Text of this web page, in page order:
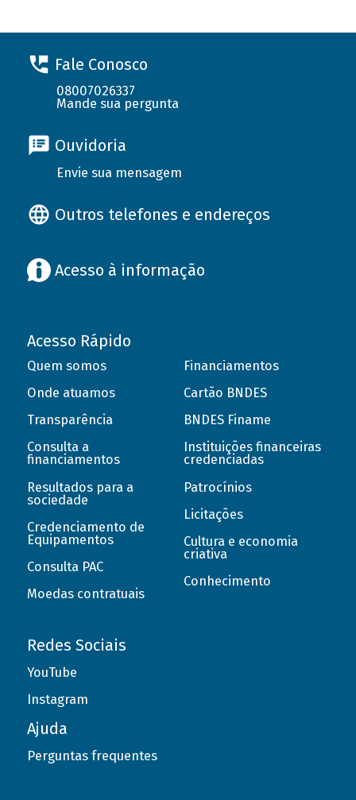
Fale Conosco
08007026337
Mande sua pergunta
Ouvidoria
Envie sua mensagem
Outros telefones e endereços
Acesso à informação
Acesso Rápido
Quem somos
Onde atuamos
Transparência
Consulta a
financiamentos
Resultados para a
sociedade
Credenciamento de
Equipamentos
Consulta PAC
Moedas contratuais
Financiamentos
Cartão BNDES
BNDES Finame
Instituições financeiras
credenciadas
Patrocínios
Licitações
Cultura e economia
criativa
Conhecimento
Redes Sociais
YouTube
Instagram
Ajuda
Perguntas frequentes